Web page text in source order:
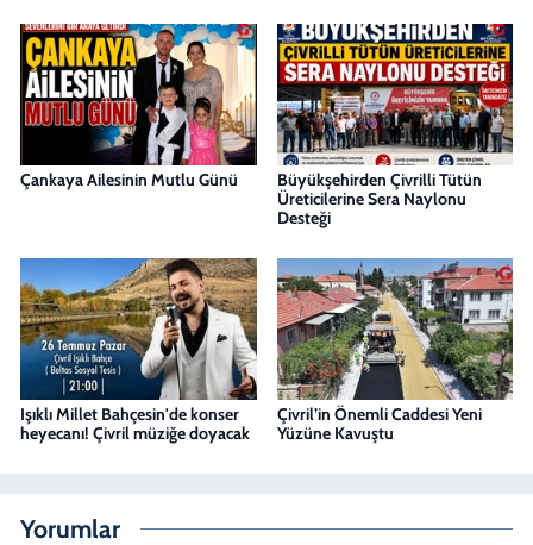
Çankaya Ailesinin Mutlu Günü
Büyükşehirden Çivrilli Tütün
Üreticilerine Sera Naylonu
Desteği
Işıklı Millet Bahçesin'de konser
heyecanı! Çivril müziğe doyacak
Çivril’in Önemli Caddesi Yeni
Yüzüne Kavuştu
Yorumlar